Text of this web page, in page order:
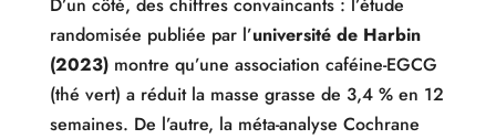
D’un côté, des chiffres convaincants : l’étude
randomisée publiée par l’université de Harbin
(2023)montre qu’une association caféine-EGCG
(thé vert) a réduit la masse grasse de 3,4 % en 12
semaines. De l’autre, la méta-analyse Cochrane